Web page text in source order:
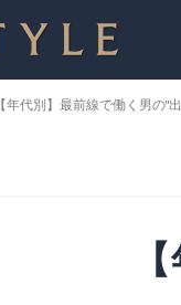
【年代別】最前線で働く男の"